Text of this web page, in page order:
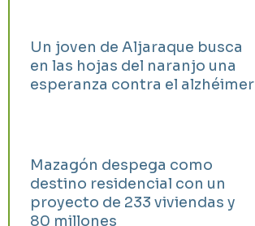
Un joven de Aljaraque busca
en las hojas del naranjo una
esperanza contra el alzhéimer
Mazagón despega como
destino residencial con un
proyecto de 233 viviendas y
80 millones